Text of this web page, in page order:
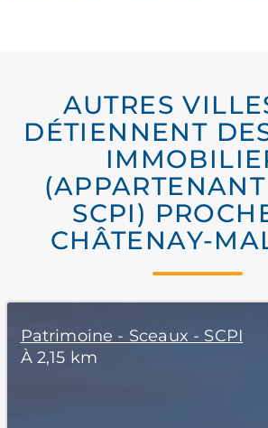
AUTRES
DÉTIENNENT
SCPI)
CHÂTENAY-
Patrimoine - Sceaux - SCPI
À 2,15 km